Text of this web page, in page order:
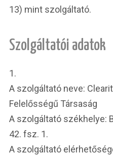
13) mint szolgáltató.
Szolgáltatói adatok
1.
A szolgáltató neve:
Felelősségű Társaság
A szolgáltató székhelye:
42. fsz. 1.
A szolgáltató